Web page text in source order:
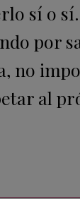
sí o
por
no
al